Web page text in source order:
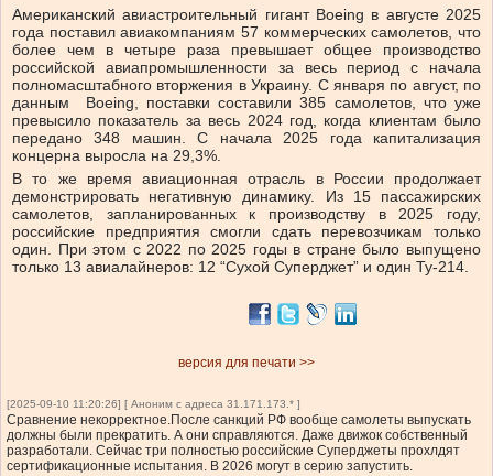
Американский авиастроительный гигант Boeing в августе 2025
года поставил авиакомпаниям 57 коммерческих самолетов, что
более чем в четыре раза превышает общее производство
российской авиапромышленности за весь период с начала
полномасштабного вторжения в Украину. С января по август, по
данным Boeing, поставки составили 385 самолетов, что уже
превысило показатель за весь 2024 год, когда клиентам было
передано 348 машин. С начала 2025 года капитализация
концерна выросла на 29,3%.
В то же время авиационная отрасль в России продолжает
демонстрировать негативную динамику. Из 15 пассажирских
самолетов, запланированных к производству в 2025 году,
российские предприятия смогли сдать перевозчикам только
один. При этом с 2022 по 2025 годы в стране было выпущено
только 13 авиалайнеров: 12 “Сухой Суперджет” и один Ту-214.
версия для печати >>
[2025-09-10 11:20:26] [ Аноним с адреса 31.171.173.* ]
Сравнение некорректное.После санкций РФ вообще самолеты выпускать
должны были прекратить. А они справляются. Даже движок собственный
разработали. Сейчас три полностью российские Суперджеты прохлдят
сертификационные испытания. В 2026 могут в серию запустить.